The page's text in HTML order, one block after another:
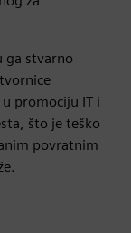
ga stvarno
u promociju IT i
što je teško
povratnim